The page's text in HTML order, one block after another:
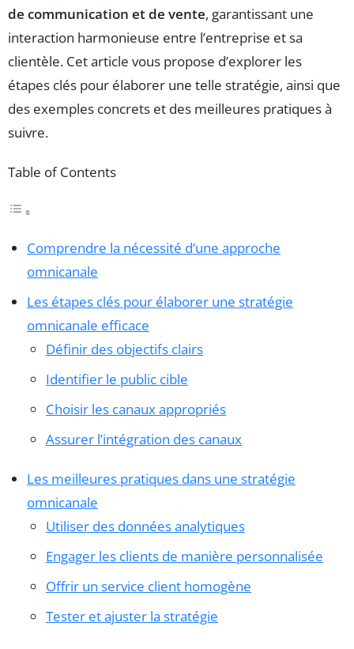
de communication et de vente, garantissant une
interaction harmonieuse entre l’entreprise et sa
clientèle. Cet article vous propose d’explorer les
étapes clés pour élaborer une telle stratégie, ainsi que
des exemples concrets et des meilleures pratiques à
suivre.
Table of Contents
Comprendre la nécessité d’une approche
omnicanale
Les étapes clés pour élaborer une stratégie
omnicanale efficace
Définir des objectifs clairs
Identifier le public cible
Choisir les canaux appropriés
Assurer l’intégration des canaux
Les meilleures pratiques dans une stratégie
omnicanale
Utiliser des données analytiques
Engager les clients de manière personnalisée
Offrir un service client homogène
Tester et ajuster la stratégie